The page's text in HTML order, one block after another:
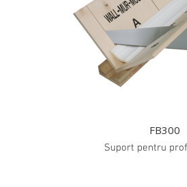
FB300
Suport pentru